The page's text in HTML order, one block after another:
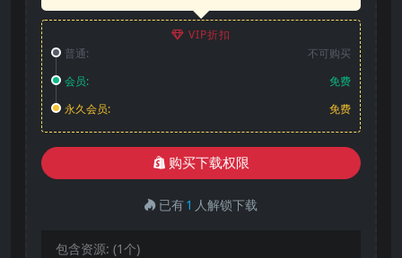
VIP折扣
普通:
不可购买
会员:
免费
永久会员:
免费
购买下载权限
已有1 人解锁下载
包含资源: (1个)